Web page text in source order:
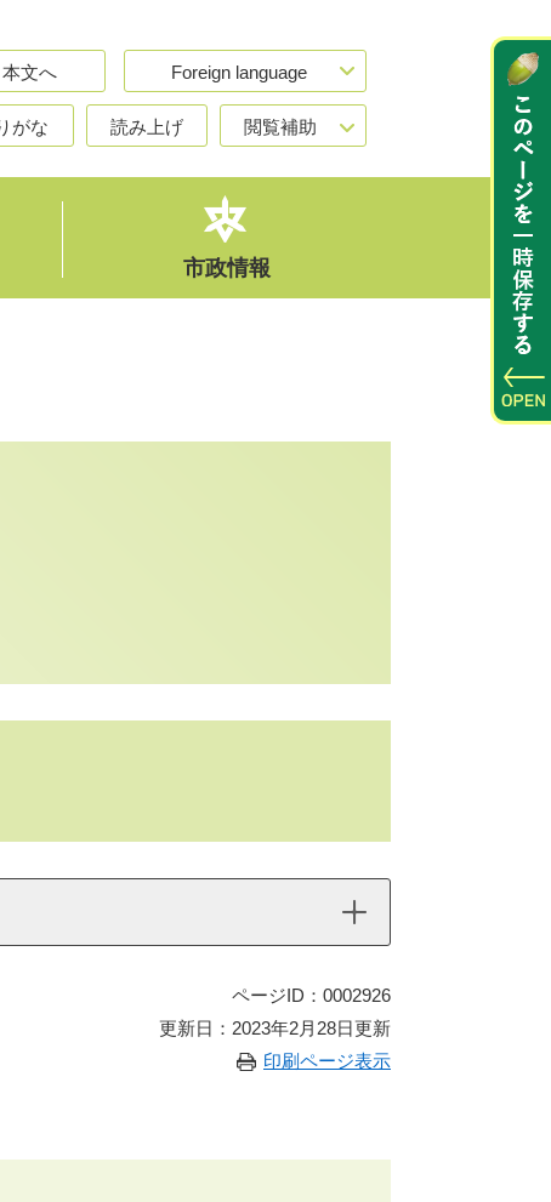
本文へ Foreign language
がな 読み上げ 閲覧補助
市政情報
ページID：0002926
更新日：2023年2月28日更新
印刷ページ表示